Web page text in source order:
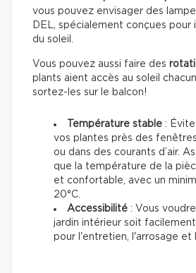
vous pouvez envisager des
DEL, spécialement conçues pour
du soleil.
Vous pouvez aussi faire des
plants aient accès au soleil
sortez-les sur le balcon!
Température stable :
vos plantes près des
ou dans des courants d’air.
que la température de la
et confortable, avec un
20°C.
Accessibilité : Vous
jardin intérieur soit
pour l'entretien, l'arrosage et